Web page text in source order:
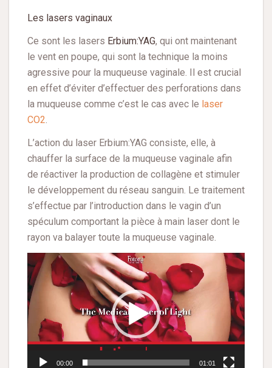
Les lasers vaginaux
Ce sont les lasers Erbium:YAG, qui ont maintenant
le vent en poupe, qui sont la technique la moins
agressive pour la muqueuse vaginale. Il est crucial
en effet d’éviter d’effectuer des perforations dans
la muqueuse comme c’est le cas avec le laser
CO2.
L’action du laser Erbium:YAG consiste, elle, à
chauffer la surface de la muqueuse vaginale afin
de réactiver la production de collagène et stimuler
le développement du réseau sanguin. Le traitement
s’effectue par l’introduction dans le vagin d’un
spéculum comportant la pièce à main laser dont le
rayon va balayer toute la muqueuse vaginale.
Lecteur
vidéo
00:00 01:01